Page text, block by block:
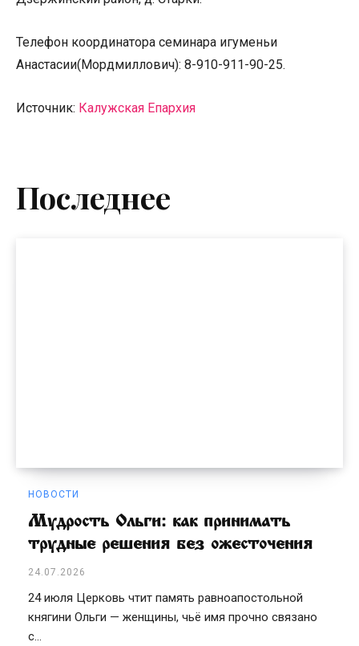
Телефон координатора семинара игуменьи
Анастасии(Мордмиллович): 8-910-911-90-25.
Источник: Калужская Епархия
Последнее
НОВОСТИ
Мудрость Ольги: как принимать
трудные решения без ожесточения
24.07.2026
24 июля Церковь чтит память равноапостольной
княгини Ольги — женщины, чьё имя прочно связано
с...